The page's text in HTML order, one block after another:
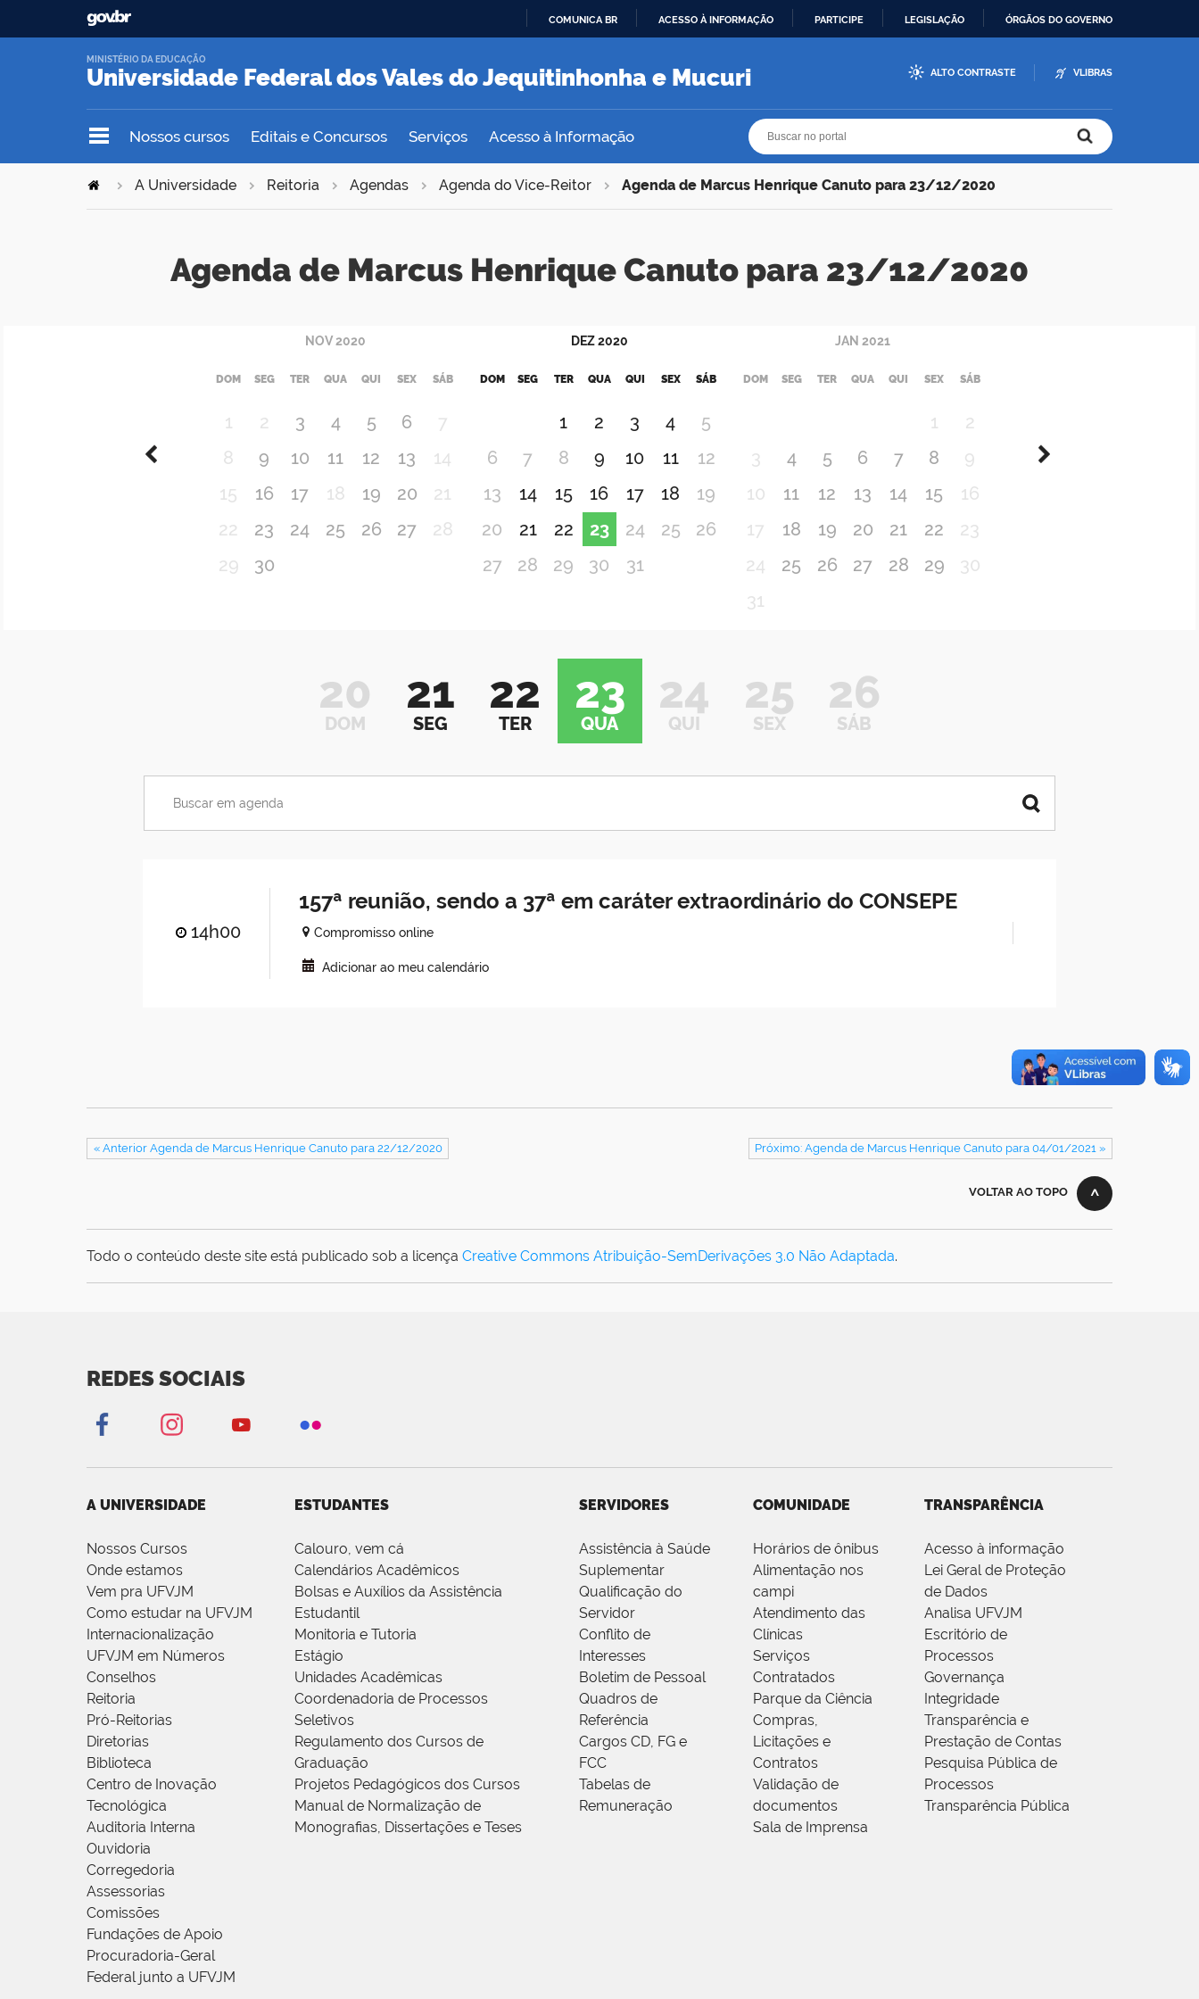
O
COMUNICA BR ACESSO À INFORMAÇÃO PARTICIPE LEGISLAÇÃO ÓRGÃOS DO GOVERNO
Universidade Federal dos Vales do Jequitinhonha e Mucuri
MINISTÉRIO DA EDUCAÇÃO
ALTO CONTRASTE VLIBRAS
Nossos cursos Editais e Concursos Serviços Acesso à Informação
A Universidade Reitoria Agendas Agenda do Vice-Reitor Agenda de Marcus Henrique Canuto para 23/12/2020
Agenda de Marcus Henrique Canuto para 23/12/2020
NOV2020
DOM SEG TER QUA QUI SEX SÁB
1 2 3 4 5 6
7
8
9 10 11 12 13
14
15
16 17 18 19 20
21
22
23 24 25 26 27
28
29
30
DEZ 2020
DOM SEG TER QUA QUI SEX SÁB
1 2 3 4
5
6
7 8 9 10 11
12
13
14 15 16 17 18
19
20
21 22 23 24 25
26
27
28 29 30 31
JAN 2021
DOM SEG TER QUA QUI SEX SÁB
1
2
3
4 5 6 7 8
9
10
11 12 13 14 15
16
17
18 19 20 21 22
23
24
25 26 27 28 29
30
31
20
DOM
21
SEG
22
TER
23
QUA
24
QUI
25
SEX
26
SÁB
14h00
157ª reunião, sendo a 37ª em caráter extraordinário do CONSEPE
Compromisso online
Adicionar ao meu calendário
« Anterior Agenda de Marcus Henrique Canuto para 22/12/2020 Próximo: Agenda de Marcus Henrique Canuto para 04/01/2021 »
VOLTAR AO TOPO
Todo o conteúdo deste site está publicado sob a licença Creative Commons Atribuição-SemDerivações 3.0 Não Adaptada.
REDES SOCIAIS
A UNIVERSIDADE
Nossos Cursos
Onde estamos
Vem pra UFVJM
Como estudar na UFVJM
Internacionalização
UFVJM em Números
Conselhos
Reitoria
Pró-Reitorias
Diretorias
Biblioteca
Centro de Inovação
Tecnológica
Auditoria Interna
Ouvidoria
Corregedoria
Assessorias
Comissões
Fundações de Apoio
Procuradoria-Geral
Federal junto a UFVJM
ESTUDANTES
Calouro, vem cá
Calendários Acadêmicos
Bolsas e Auxílios da Assistência
Estudantil
Monitoria e Tutoria
Estágio
Unidades Acadêmicas
Coordenadoria de Processos
Seletivos
Regulamento dos Cursos de
Graduação
Projetos Pedagógicos dos Cursos
Manual de Normalização de
Monografias, Dissertações e Teses
SERVIDORES
Assistência à Saúde
Suplementar
Qualificação do
Servidor
Conflito de
Interesses
Boletim de Pessoal
Quadros de
Referência
Cargos CD, FG e
FCC
Tabelas de
Remuneração
COMUNIDADE
Horários de ônibus
Alimentação nos
campi
Atendimento das
Clínicas
Serviços
Contratados
Parque da Ciência
Compras,
Licitações e
Contratos
Validação de
documentos
Sala de Imprensa
TRANSPARÊNCIA
Acesso à informação
Lei Geral de Proteção
de Dados
Analisa UFVJM
Escritório de
Processos
Governança
Integridade
Transparência e
Prestação de Contas
Pesquisa Pública de
Processos
Transparência Pública